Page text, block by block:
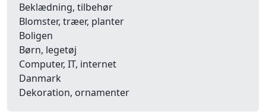
Beklædning, tilbehør
Blomster, træer, planter
Boligen
Børn, legetøj
Computer, IT, internet
Danmark
Dekoration, ornamenter